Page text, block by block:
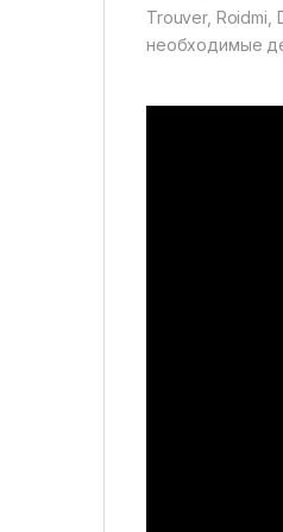
Trouver, Roidmi,
необходимые